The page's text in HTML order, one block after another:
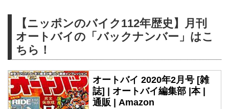
【ニッポンのバイク112年歴史】月刊
オートバイの「バックナンバー」はこ
ちら！
オートバイ 2020年2月号 [雑
誌] | オートバイ編集部 |本 |
通販 | Amazon